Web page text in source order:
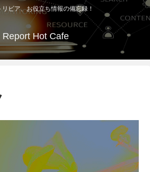
ビア、お役立ち情報の備忘録！
Report Hot Cafe